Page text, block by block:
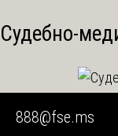
Судебно-
888@fse.ms